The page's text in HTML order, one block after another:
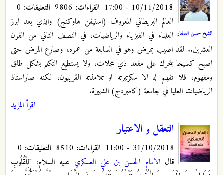
الشيخ حسن الصفار
10/11/2018 - 17:00 القراءات: التعليقات:
العالم البريطاني المعروف (استيفن هاوكنج) والذي يعد ابرز
العلماء في الفيزياء والرياضيات، في النصف الثاني من القرن
العشرين.. لقد اصيب بمرض وهو في السابعة من عمره، وصارع المرض حتى
اصبح كسيحا يتحرك على مقعد ذي عجلات، ولا يستطيع التكلم بشكل طلق
ومفهوم، فلا تفهم له الا سكرتيرته او تلامذته القريبون، لكنه صاراستاذ
الرياضيات العليا في جامعة (كامبردج) الشهيرة.
اقرأ المزيد
التعقل و الاعتبار
31/10/2018 - 11:00 القراءات: التعليقات:
قالالامام الحسن بن علي العسكري عليه السلام: "لِلْقُلُوبِ